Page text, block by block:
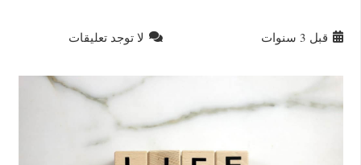
قبل 3 سنوات لا توجد تعليقات